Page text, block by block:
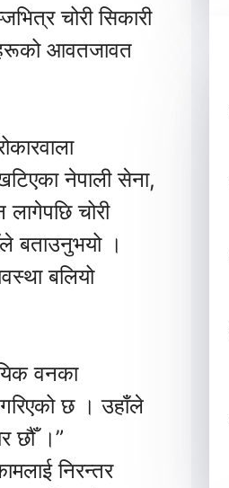
चोरी सिकारी
आवतजावत
नेपाली सेना,
चोरी
बताउनुभयो ।
बलियो
वनका
छ । उहाँले
छौँ ।”
निरन्तर